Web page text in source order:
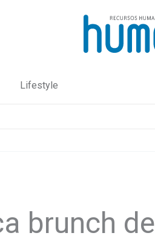
Lifestyle
brunch de